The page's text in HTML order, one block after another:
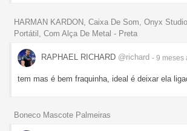
HARMAN KARDON, Caixa De Som, Onyx
Portátil, Com Alça De Metal - Preta
RAPHAEL RICHARD @richard - 9 meses
tem mas é bem fraquinha, ideal é deixar ela
Boneco Mascote Palmeiras